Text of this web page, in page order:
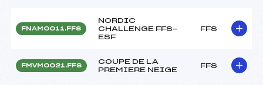
FNAM0011.FFS
NORDIC
CHALLENGE FFS-
ESF
FFS
FMVM0021.FFS
COUPE DE LA
PREMIERE NEIGE
FFS